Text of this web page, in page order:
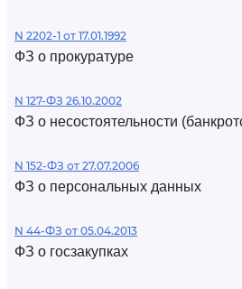
N 2202-1 от 17.01.1992
ФЗ о прокуратуре
N 127-ФЗ 26.10.2002
ФЗ о несостоятельности
N 152-ФЗ от 27.07.2006
ФЗ о персональных данных
N 44-ФЗ от 05.04.2013
ФЗ о госзакупках